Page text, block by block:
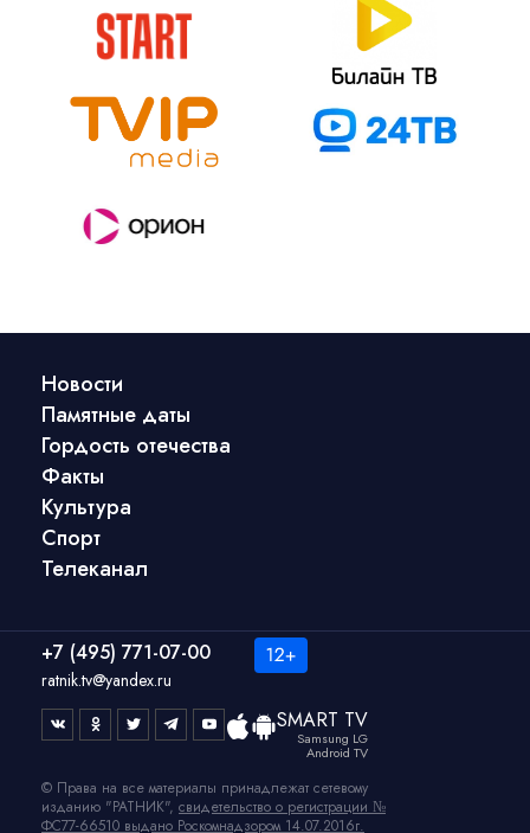
Новости
Памятные даты
Гордость отечества
Факты
Культура
Спорт
Телеканал
+7 (495) 771-07-00
ratnik.tv@yandex.ru
SMART TV
Samsung LG
Android TV
© Права на все материалы принадлежат сетевому
изданию "РАТНИК", свидетельство о регистрации №
ФС77-66510 выдано Роскомнадзором 14.07.2016г.